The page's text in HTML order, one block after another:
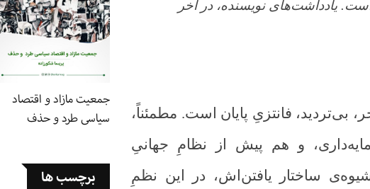
یادداشت‌های نویسنده، در آخر
بی‌تردید، فانتزیِ پایان است. مطمئناً،
و هم پیش از نظامِ جهانیِ
ساختار یافتن‌اش، در این نظمِ
جمعیت مازاد و اقتصاد
سیاسی طرد و حذف
برچسب ها